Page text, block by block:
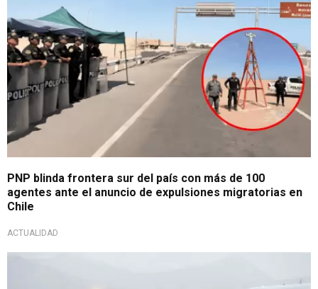
PNP blinda frontera sur del país con más de 100
agentes ante el anuncio de expulsiones migratorias en
Chile
ACTUALIDAD